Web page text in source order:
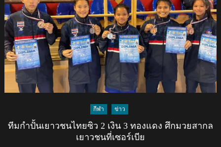
กีฬา ข่าว
ทีมกำปั้นเยาวชนไทยซิว 2 เงิน 3 ทองแดง ศึกมวยสากล
เยาวชนที่เซอร์เบีย